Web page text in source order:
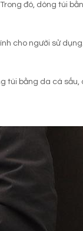
đó, dòng túi
cho người sử
túi bằng da cá